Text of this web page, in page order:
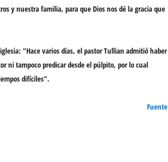
y nuestra familia, para que Dios nos dé la gracia que
"Hace varios días, el pastor Tullian admitió haber
ni tampocopredicardesde el púlpito, por lo cual
difíciles".
Fuente